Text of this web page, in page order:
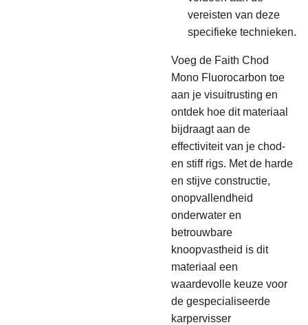
vereisten van deze
specifieke technieken.
Voeg de Faith Chod
Mono Fluorocarbon toe
aan je visuitrusting en
ontdek hoe dit materiaal
bijdraagt aan de
effectiviteit van je chod-
en stiff rigs. Met de harde
en stijve constructie,
onopvallendheid
onderwater en
betrouwbare
knoopvastheid is dit
materiaal een
waardevolle keuze voor
de gespecialiseerde
karpervisser